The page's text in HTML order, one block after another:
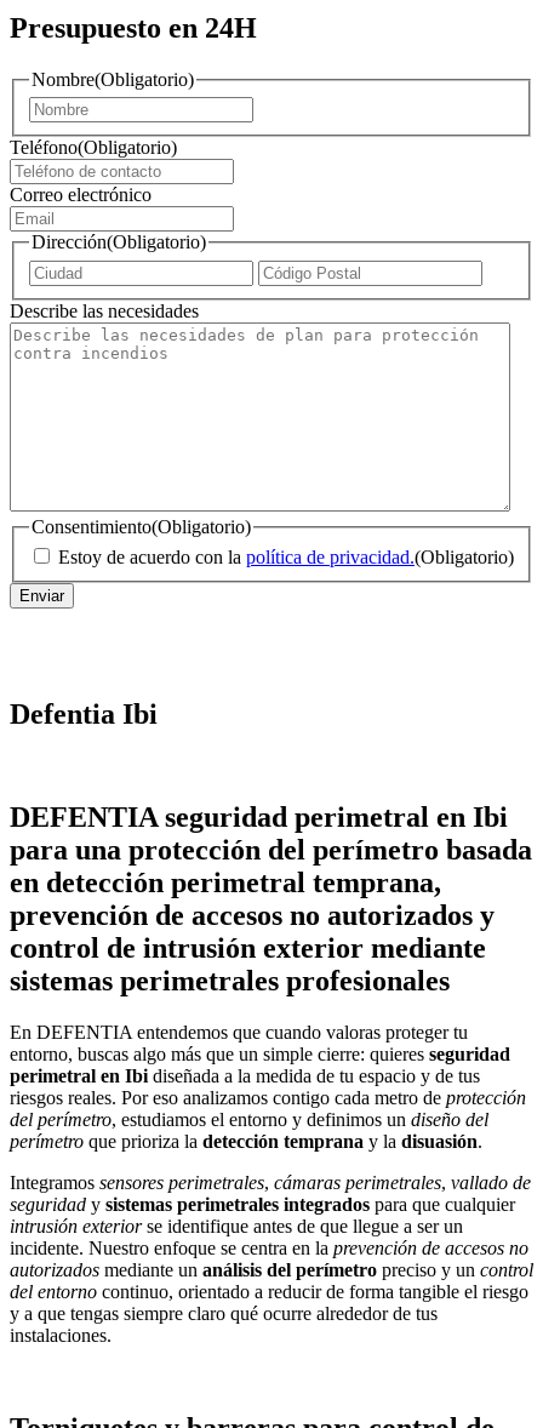
Presupuesto en 24H
Nombre(Obligatorio)
Teléfono(Obligatorio)
Correo electrónico
Dirección(Obligatorio)
Ciudad
Describe las necesidades
Consentimiento(Obligatorio)
Estoy de acuerdo con la política de privacidad.(Obligatorio)
Defentia Ibi
DEFENTIA seguridad perimetral en Ibi
para una protección del perímetro basada
en detección perimetral temprana,
prevención de accesos no autorizados y
control de intrusión exterior mediante
sistemas perimetrales profesionales
En DEFENTIA entendemos que cuando valoras proteger tu
entorno, buscas algo más que un simple cierre: quieres seguridad
perimetral en Ibi diseñada a la medida de tu espacio y de tus
riesgos reales. Por eso analizamos contigo cada metro de protección
del perímetro, estudiamos el entorno y definimos un diseño del
perímetro que prioriza la detección temprana y la disuasión.
Integramos sensores perimetrales, cámaras perimetrales, vallado de
seguridad y sistemas perimetrales integrados para que cualquier
intrusión exteriorse identifique antes de que llegue a ser un
incidente. Nuestro enfoque se centra en la prevención de accesos no
autorizados mediante un análisis del perímetro preciso y un control
del entorno continuo, orientado a reducir de forma tangible el riesgo
y a que tengas siempre claro qué ocurre alrededor de tus
instalaciones.